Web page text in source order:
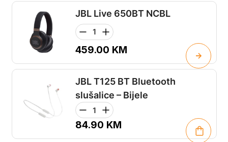
JBL Live 650BT NCBL
459.00 KM
JBL T125 BT Bluetooth
slušalice – Bijele
84.90 KM